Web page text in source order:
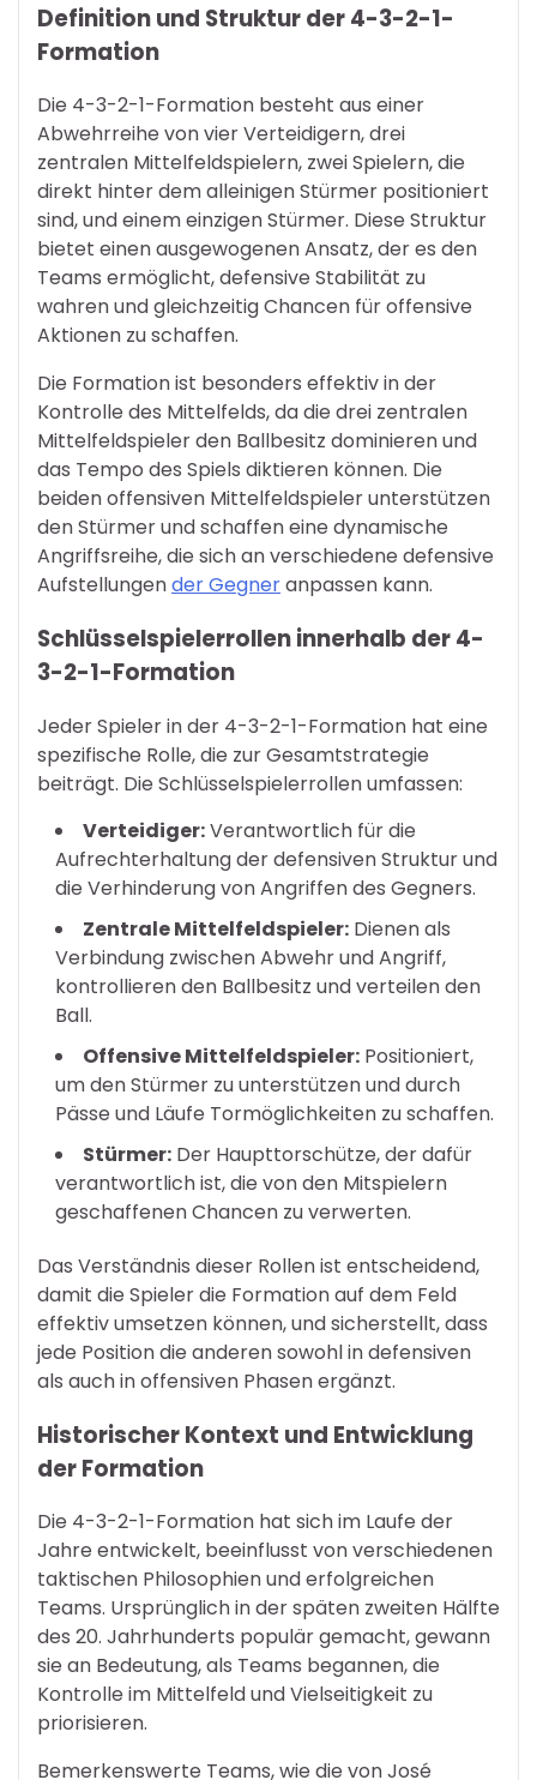
Definition und Struktur der 4-3-2-1-
Formation
Die 4-3-2-1-Formation besteht aus einer
Abwehrreihe von vier Verteidigern, drei
zentralen Mittelfeldspielern, zwei Spielern, die
direkt hinter dem alleinigen Stürmer positioniert
sind, und einem einzigen Stürmer. Diese Struktur
bietet einen ausgewogenen Ansatz, der es den
Teams ermöglicht, defensive Stabilität zu
wahren und gleichzeitig Chancen für offensive
Aktionen zu schaffen.
Die Formation ist besonders effektiv in der
Kontrolle des Mittelfelds, da die drei zentralen
Mittelfeldspieler den Ballbesitz dominieren und
das Tempo des Spiels diktieren können. Die
beiden offensiven Mittelfeldspieler unterstützen
den Stürmer und schaffen eine dynamische
Angriffsreihe, die sich an verschiedene defensive
Aufstellungender Gegneranpassen kann.
Schlüsselspielerrollen innerhalb der 4-
3-2-1-Formation
Jeder Spieler in der 4-3-2-1-Formation hat eine
spezifische Rolle, die zur Gesamtstrategie
beiträgt. Die Schlüsselspielerrollen umfassen:
Verteidiger:Verantwortlich für die
Aufrechterhaltung der defensiven Struktur und
die Verhinderung von Angriffen des Gegners.
Zentrale Mittelfeldspieler: Dienen als
Verbindung zwischen Abwehr und Angriff,
kontrollieren den Ballbesitz und verteilen den
Ball.
Offensive Mittelfeldspieler: Positioniert,
um den Stürmer zu unterstützen und durch
Pässe und Läufe Tormöglichkeiten zu schaffen.
Stürmer: Der Haupttorschütze, der dafür
verantwortlich ist, die von den Mitspielern
geschaffenen Chancen zu verwerten.
Das Verständnis dieser Rollen ist entscheidend,
damit die Spieler die Formation auf dem Feld
effektiv umsetzen können, und sicherstellt, dass
jede Position die anderen sowohl in defensiven
als auch in offensiven Phasen ergänzt.
Historischer Kontext und Entwicklung
der Formation
Die 4-3-2-1-Formation hat sich im Laufe der
Jahre entwickelt, beeinflusst von verschiedenen
taktischen Philosophien und erfolgreichen
Teams. Ursprünglich in der späten zweiten Hälfte
des 20. Jahrhunderts populär gemacht, gewann
sie an Bedeutung, als Teams begannen, die
Kontrolle im Mittelfeld und Vielseitigkeit zu
priorisieren.
Bemerkenswerte Teams, wie die von José